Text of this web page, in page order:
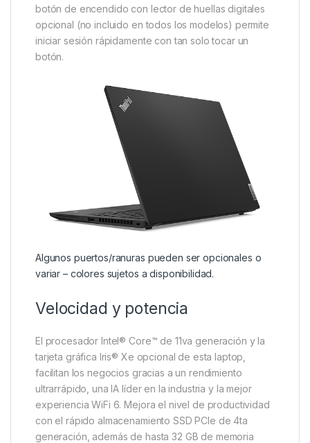
botón de encendido con lector de huellas digitales
opcional (no incluido en todos los modelos) permite
iniciar sesión rápidamente con tan solo tocar un
botón.
Algunos puertos/ranuras pueden ser opcionales o
variar – colores sujetos a disponibilidad.
Velocidad y potencia
El procesador Intel® Core™ de 11va generación y la
tarjeta gráfica Iris® Xe opcional de esta laptop,
facilitan los negocios gracias a un rendimiento
ultrarrápido, una IA líder en la industria y la mejor
experiencia WiFi 6. Mejora el nivel de productividad
con el rápido almacenamiento SSD PCIe de 4ta
generación, además de hasta 32 GB de memoria